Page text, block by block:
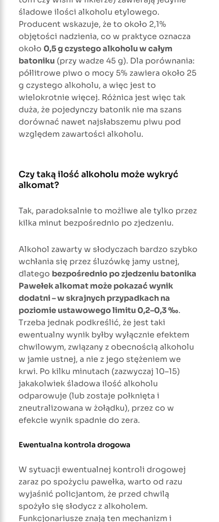
śladowe ilości alkoholu etylowego.
Producent wskazuje, że to około 2,1%
objętości nadzienia, co w praktyce oznacza
około 0,5 g czystego alkoholu w całym
batoniku (przy wadze 45 g). Dla porównania:
półlitrowe piwo o mocy 5% zawiera około 25
g czystego alkoholu, a więc jest to
wielokrotnie więcej. Różnica jest więc tak
duża, że pojedynczy batonik nie ma szans
dorównać nawet najsłabszemu piwu pod
względem zawartości alkoholu.
Czy taką ilość alkoholu może wykryć
alkomat?
Tak, paradoksalnie to możliwe ale tylko przez
kilka minut bezpośrednio po zjedzeniu.
Alkohol zawarty w słodyczach bardzo szybko
wchłania się przez śluzówkę jamy ustnej,
dlatego bezpośrednio po zjedzeniu batonika
Pawełek alkomat może pokazać wynik
dodatni – w skrajnych przypadkach na
poziomie ustawowego limitu 0,2–0,3 ‰.
Trzeba jednak podkreślić, że jest taki
ewentualny wynik byłby wyłącznie efektem
chwilowym, związany z obecnością alkoholu
w jamie ustnej, a nie z jego stężeniem we
krwi. Po kilku minutach (zazwyczaj 10–15)
jakakolwiek śladowa ilość alkoholu
odparowuje (lub zostaje połknięta i
zneutralizowana w żołądku), przez co w
efekcie wynik spadnie do zera.
Ewentualna kontrola drogowa
W sytuacji ewentualnej kontroli drogowej
zaraz po spożyciu pawełka, warto od razu
wyjaśnić policjantom, że przed chwilą
spożyło się słodycz z alkoholem.
Funkcjonariusze znają ten mechanizm i